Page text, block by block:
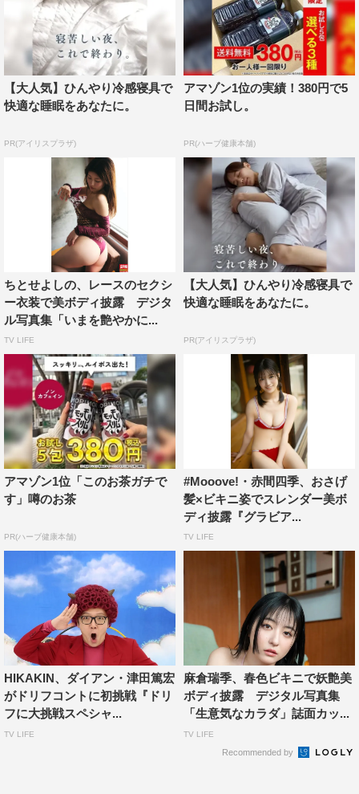
【大人気】ひんやり冷感寝具で
快適な睡眠をあなたに。
PR(アイリスプラザ)
アマゾン1位の実績！380円で5
日間お試し。
PR(ハーブ健康本舗)
ちとせよしの、レースのセクシ
ー衣装で美ボディ披露 デジタ
ル写真集「いまを艶やかに...
TV LIFE
【大人気】ひんやり冷感寝具で
快適な睡眠をあなたに。
PR(アイリスプラザ)
アマゾン1位「このお茶ガチで
す」噂のお茶
PR(ハーブ健康本舗)
#Mooove!・赤間四季、おさげ
髪×ビキニ姿でスレンダー美ボ
ディ披露『グラビア...
TV LIFE
HIKAKIN、ダイアン・津田篤宏
がドリフコントに初挑戦『ドリ
フに大挑戦スペシャ...
TV LIFE
麻倉瑞季、春色ビキニで妖艶美
ボディ披露 デジタル写真集
「生意気なカラダ」誌面カッ...
TV LIFE
Recommended by